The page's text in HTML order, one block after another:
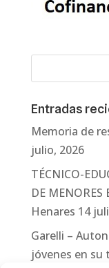
Entradas
Memoria de
julio, 2026
TÉCNICO-
DE
Henares 14
Garelli –
jóvenes en su